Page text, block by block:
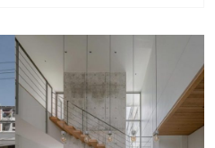
บนพื้นที่ 12 ไร่ บ้านหลังนี้สร้าง
สนับสนุนร้านกาแฟ […]
มืองใหญ่อันวุ่นวายอย่างย่าน
Atelier เพราะเป็นบ้านที่อยู่
กับการก้าวสู่ช่วงเวลาของการมี